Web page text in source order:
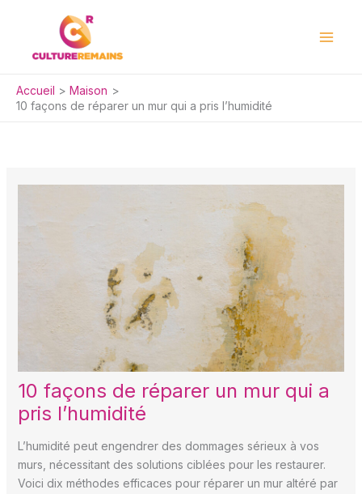
Accueil
Maison
10 façons de réparer un mur qui a pris l’humidité
10 façons de réparer un mur qui a
pris l’humidité
L’humidité peut engendrer des dommages sérieux à vos
murs, nécessitant des solutions ciblées pour les restaurer.
Voici dix méthodes efficaces pour réparer un mur altéré par